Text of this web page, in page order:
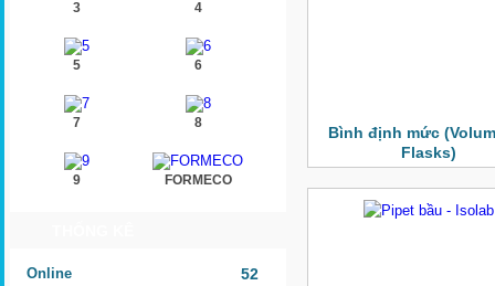
3 4
5 6
7 8
9 FORMECO
Online 52
Bình định mức
Flasks)